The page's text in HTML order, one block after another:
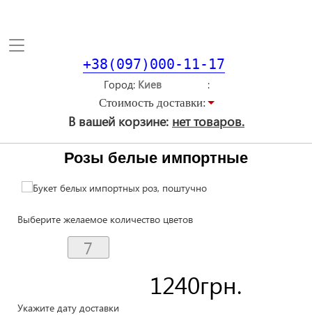
Toggle
+38(097)000-11-17
Город
Стоимость доставки:
В вашей корзине: нет товаров.
Розы белые импортные
Выберите желаемое количество цветов
1240грн.
Укажите дату доставки